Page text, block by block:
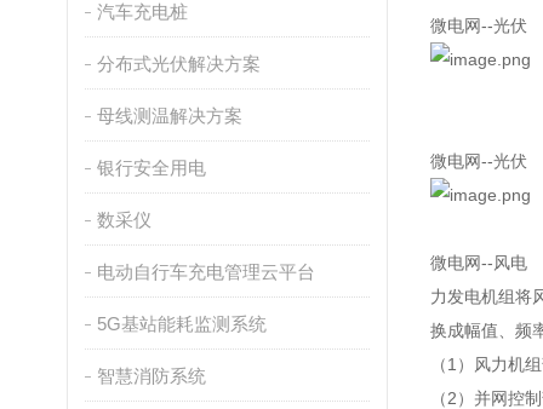
汽车充电桩
分布式光伏解决方案
母线测温解决方案
银行安全用电
数采仪
电动自行车充电管理云平台
5G基站能耗监测系统
智慧消防系统
微电网--光伏
微电网--光伏
微电网--风电
力发电机组将
换成幅值、频
（1）风力机
（2）并网控